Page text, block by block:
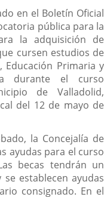
en el Boletín Oficial
pública para la
la adquisición de
cursen estudios de
Educación Primaria y
durante el curso
de Valladolid,
del 12 de mayo de
la Concejalía de
ayudas para el curso
becas tendrán un
establecen ayudas
consignado. En el